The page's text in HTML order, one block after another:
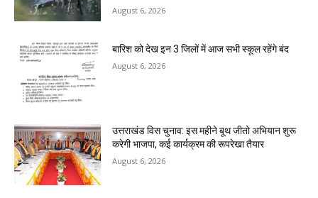
August 6, 2026
बारिश को देख इन 3 जिलों में आज सभी स्कूल रहेंगे बंद
August 6, 2026
उत्तराखंड विस चुनाव: इस महीने बूथ जीतो अभियान शुरू
करेगी भाजपा, कई कार्यक्रम की रूपरेखा तैयार
August 6, 2026